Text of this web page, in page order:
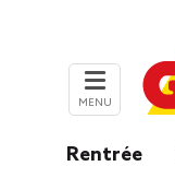
MENU
Rentrée